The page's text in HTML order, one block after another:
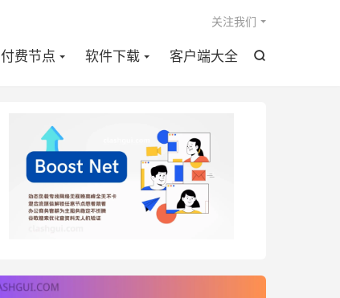

付费节点 软件下载 客户端大全
关注我们